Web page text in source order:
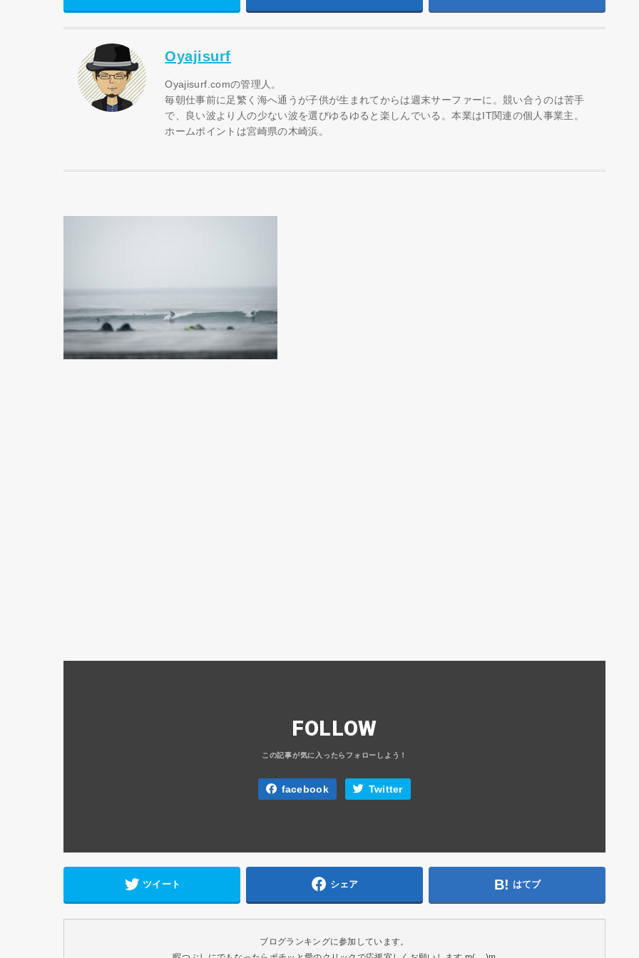
Oyajisurf
Oyajisurf.comの管理人。
毎朝仕事前に足繁く海へ通うが子供が生まれてからは週末サーファーに。競い合うのは苦手
で、良い波より人の少ない波を選びゆるゆると楽しんでいる。本業はIT関連の個人事業主。
ホームポイントは宮崎県の木崎浜。
FOLLOW
facebook Twitter
ツイート シェア はてブ
ブログランキングに参加しています。